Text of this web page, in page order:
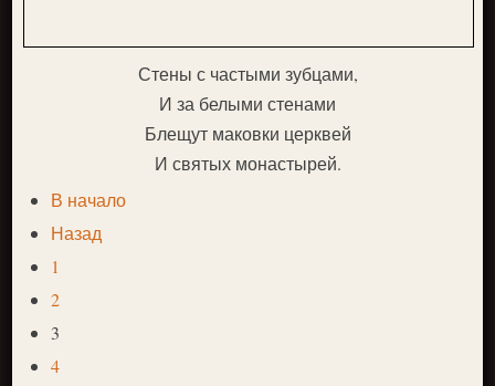
Стены с частыми зубцами,
И за белыми стенами
Блещут маковки церквей
И святых монастырей.
В начало
Назад
1
2
3
4